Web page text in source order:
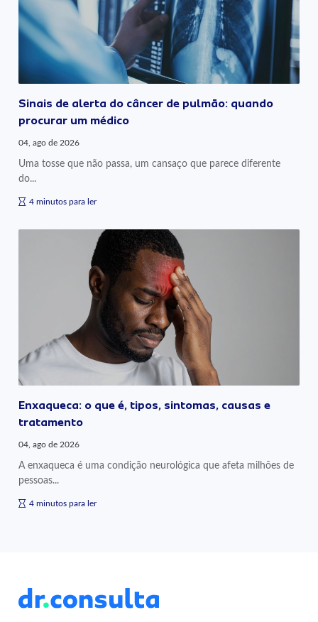
Sinais de alerta do câncer de pulmão: quando
procurar um médico
04, ago de 2026
Uma tosse que não passa, um cansaço que parece diferente
do...
4 minutos para ler
Enxaqueca: o que é, tipos, sintomas, causas e
tratamento
04, ago de 2026
A enxaqueca é uma condição neurológica que afeta milhões de
pessoas...
4 minutos para ler